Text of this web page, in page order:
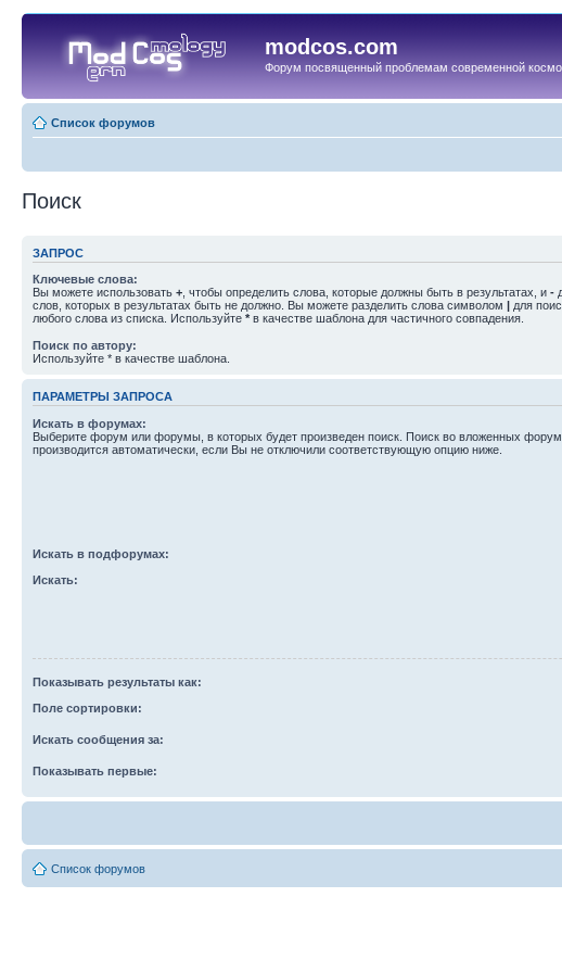
modcos.com
Форум посвященный проблемам современной
Список форумов
Поиск
ЗАПРОС
Ключевые слова:
Вы можете использовать + , чтобы определить слова, которые должны быть в результатах, и -
слов, которых в результатах быть не должно. Вы можете разделить слова символом | для
любого слова из списка. Используйте * в качестве шаблона для частичного совпадения.
Поиск по автору:
Используйте * в качестве шаблона.
ПАРАМЕТРЫ ЗАПРОСА
Искать в форумах:
Выберите форум или форумы, в которых будет произведен поиск. Поиск во вложенных
производится автоматически, если Вы не отключили соответствующую опцию ниже.
Искать в подфорумах:
Искать:
Показывать результаты как:
Поле сортировки:
Искать сообщения за:
Показывать первые:
Список форумов